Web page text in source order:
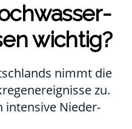
wich­tig?
nimmt die
zu.
inten­si­ve Nie­der­